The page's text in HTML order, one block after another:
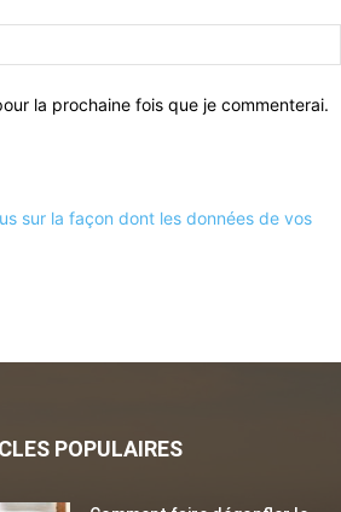
la prochaine fois que je commenterai.
sur la façon dont les données de vos
POPULAIRES